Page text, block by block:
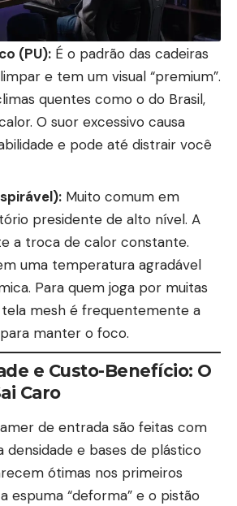
(PU): É o padrão das cadeiras
e tem um visual “premium”.
quentes como o do Brasil,
O suor excessivo causa
e pode até distrair você
Muito comum em
presidente de alto nível. A
a troca de calor constante.
uma temperatura agradável
Para quem joga por muitas
tela mesh é frequentemente a
manter o foco.
e Custo-Benefício: O
Caro
de entrada são feitas com
densidade e bases de plástico
ótimas nos primeiros
espuma “deforma” e o pistão